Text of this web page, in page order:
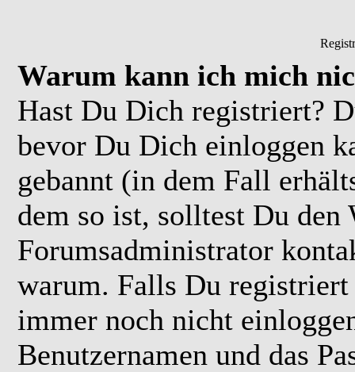
Warum kann ich mich
Hast Du Dich registriert?
bevor Du Dich einloggen
gebannt (in dem Fall
dem so ist, solltest Du den
Forumsadministrator
warum. Falls Du
immer noch nicht
Benutzernamen und das